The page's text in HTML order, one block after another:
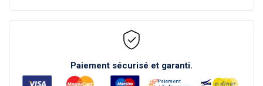
Paiement sécurisé et garanti.